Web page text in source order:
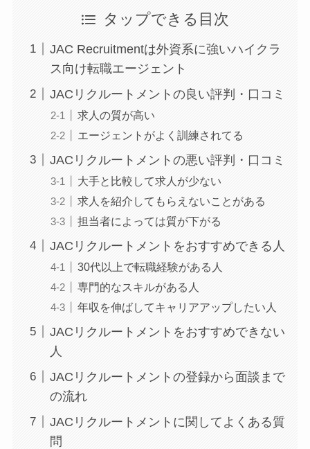
タップできる目次
JAC Recruitmentは外資系に強いハイクラ
ス向け転職エージェント
JACリクルートメントの良い評判・口コミ
求人の質が高い
エージェントがよく訓練されてる
JACリクルートメントの悪い評判・口コミ
大手と比較して求人が少ない
求人を紹介してもらえないことがある
担当者によっては質が下がる
JACリクルートメントをおすすめできる人
30代以上で転職経験がある人
専門的なスキルがある人
年収を伸ばしてキャリアアップしたい人
JACリクルートメントをおすすめできない
人
JACリクルートメントの登録から面談まで
の流れ
JACリクルートメントに関してよくある質
問